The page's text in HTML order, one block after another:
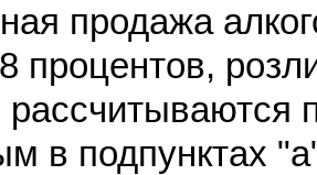
продажа
процентов,
рассчитываются
в подпунктах